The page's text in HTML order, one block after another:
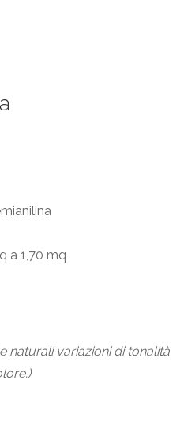
a 1,70 mq
naturali variazioni di tonalità